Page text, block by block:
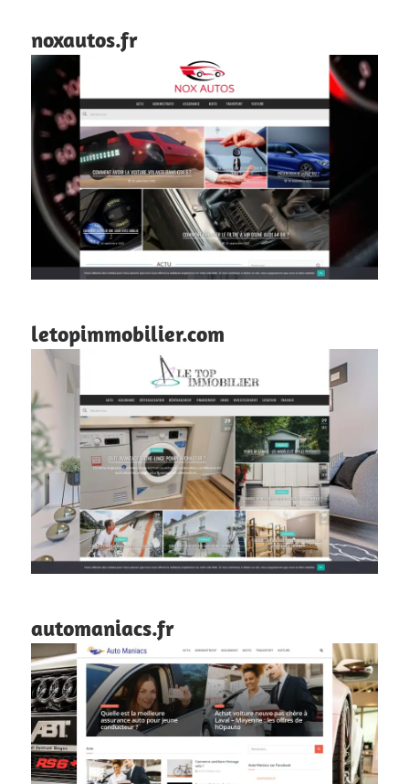
noxautos.fr
letopimmobilier.com
automaniacs.fr